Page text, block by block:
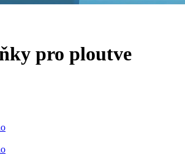
pro ploutve